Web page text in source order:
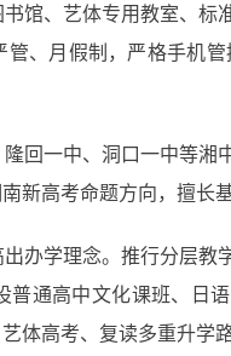
馆、艺体专用教室、
、月假制，严格手机
回一中、洞口一中等湘
新高考命题方向，擅长
办学理念。推行分层教
通高中文化课班、日
体高考、复读多重升学路